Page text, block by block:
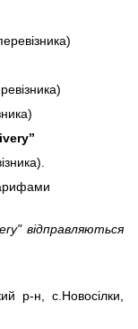
відправляються
р-н, с.Новосілки,